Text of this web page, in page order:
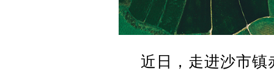
近日，走进沙市镇